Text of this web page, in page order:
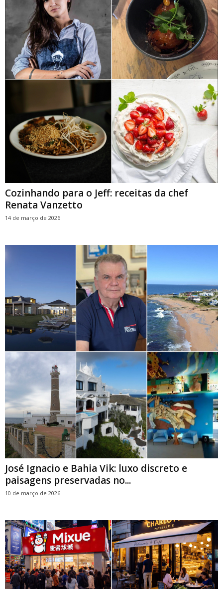
Cozinhando para o Jeff: receitas da chef
Renata Vanzetto
14 de março de 2026
José Ignacio e Bahia Vik: luxo discreto e
paisagens preservadas no...
10 de março de 2026